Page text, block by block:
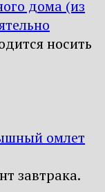
дома (из
носить
омлет
завтрака.